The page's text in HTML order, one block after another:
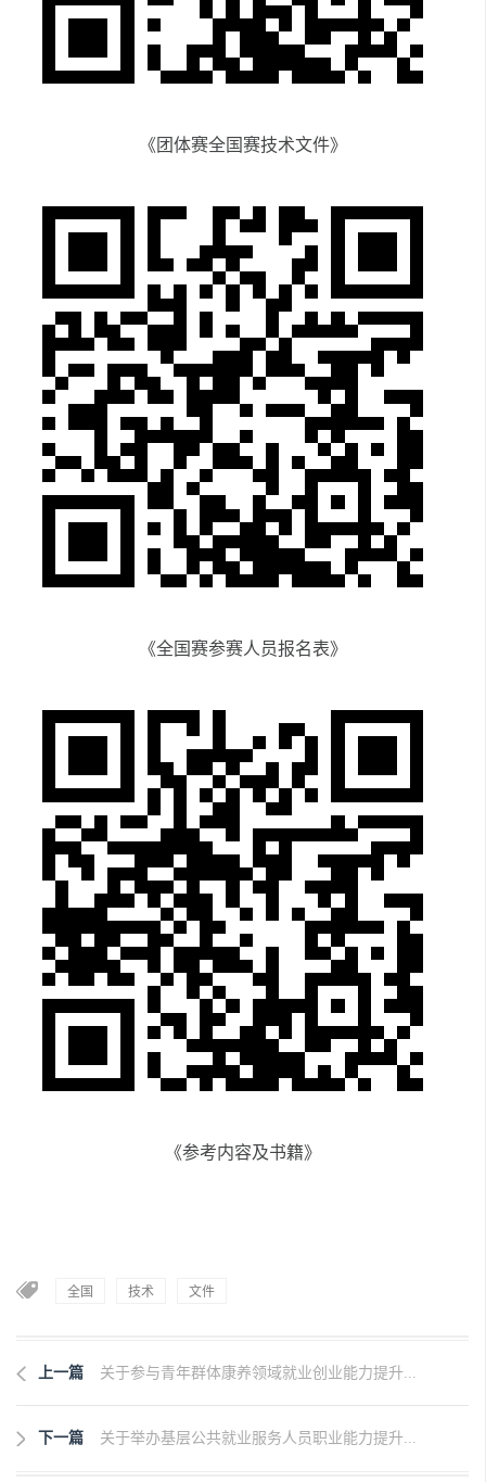
《团体赛全国赛技术文件》
《全国赛参赛人员报名表》
《参考内容及书籍》
全国 技术 文件
上一篇 关于参与青年群体康养领域就业创业能力提升...
下一篇 关于举办基层公共就业服务人员职业能力提升...